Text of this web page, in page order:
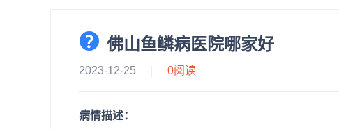
佛山鱼鳞病医院哪家好
2023-12-25 0阅读
病情描述：